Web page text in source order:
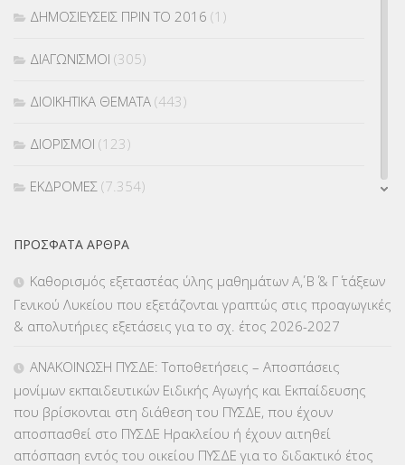
ΔΗΜΟΣΙΕΥΣΕΙΣ ΠΡΙΝ ΤΟ 2016 (1)
ΔΙΑΓΩΝΙΣΜΟΙ (305)
ΔΙΟΙΚΗΤΙΚΑ ΘΕΜΑΤΑ (443)
ΔΙΟΡΙΣΜΟΙ (123)
ΕΚΔΡΟΜΕΣ (7.354)
ΕΠΙΜΟΡΦΩΣΗ Τ.Π.Ε.(10)
ΚΕΣΥ(60)
ΚΕΣΥΠ(109)
ΠΡΌΣΦΑΤΑ ΆΡΘΡΑ
Καθορισμός εξεταστέας ύλης μαθημάτων Α΄, Β΄ & Γ΄ τάξεων
Γενικού Λυκείου που εξετάζονται γραπτώς στις προαγωγικές
& απολυτήριες εξετάσεις για το σχ. έτος 2026-2027
ΑΝΑΚΟΙΝΩΣΗ ΠΥΣΔΕ: Τοποθετήσεις – Αποσπάσεις
μονίμων εκπαιδευτικών Ειδικής Αγωγής και Εκπαίδευσης
που βρίσκονται στη διάθεση του ΠΥΣΔΕ, που έχουν
αποσπασθεί στο ΠΥΣΔΕ Ηρακλείου ή έχουν αιτηθεί
απόσπαση εντός του οικείου ΠΥΣΔΕ για το διδακτικό έτος